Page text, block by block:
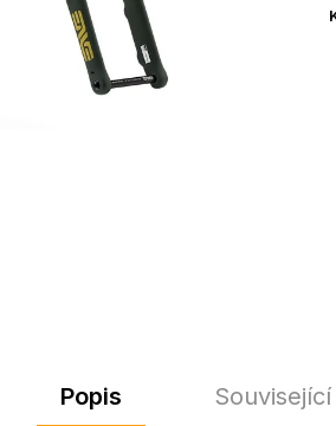
Popis